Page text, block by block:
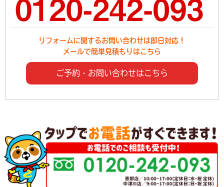
リフォームに関するお問い合わせは即日対応！
メールで簡単見積もりはこちら
ご予約・お問い合わせはこちら